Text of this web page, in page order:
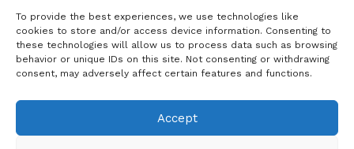
To provide the best experiences, we use technologies like
cookies to store and/or access device information. Consenting to
these technologies will allow us to process data such as browsing
behavior or unique IDs on this site. Not consenting or withdrawing
consent, may adversely affect certain features and functions.
Accept
Bieži uzdoti jautājumi
Kur pirkt?
Sīkdatņu politika